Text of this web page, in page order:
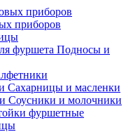
приборов
Подносы и
Сахарницы и масленки
Соусники и молочники
фуршетные